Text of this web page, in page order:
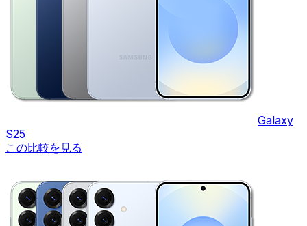
Galaxy
S25
この比較を見る